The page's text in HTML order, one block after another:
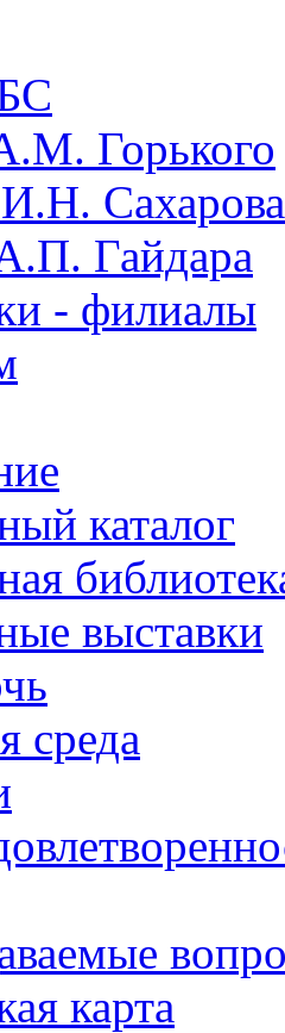
Горького
Сахарова
Гайдара
- филиалы
каталог
выставки
среда
карта